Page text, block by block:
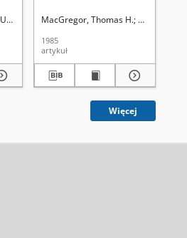
Uniwersytet Marii Curie-Skłodowskiej (Lublin)
MacGregor, Thomas H. Uniwersytet
1985
artykuł
Więcej